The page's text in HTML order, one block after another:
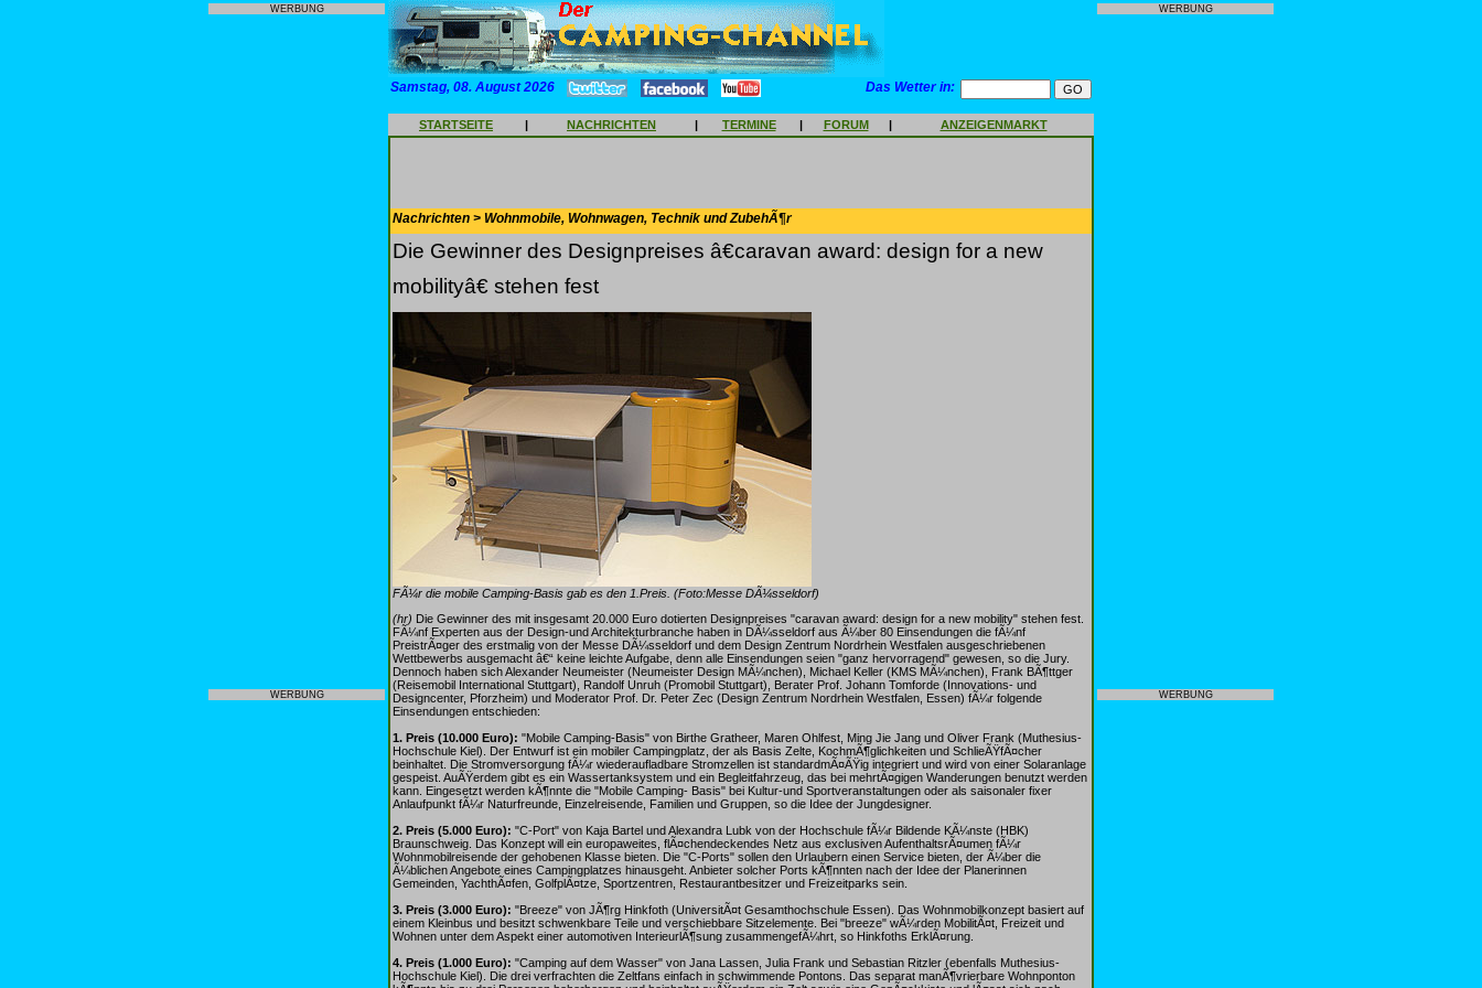
WERBUNG
WERBUNG
Samstag, 08. August 2026 Das Wetter in:
STARTSEITE | NACHRICHTEN | TERMINE | FORUM | ANZEIGENMARKT
Nachrichten > Wohnmobile, Wohnwagen, Technik und ZubehÃ¶r
Die Gewinner des Designpreises â€caravan award: design for a new
mobilityâ€ stehen fest
FÃ¼r die mobile Camping-Basis gab es den 1.Preis. (Foto:Messe DÃ¼sseldorf)
(hr) Die Gewinner des mit insgesamt 20.000 Euro dotierten Designpreises "caravan award: design for a new mobility" stehen fest.
FÃ¼nf Experten aus der Design-und Architekturbranche haben in DÃ¼sseldorf aus Ã¼ber 80 Einsendungen die fÃ¼nf
PreistrÃ¤ger des erstmalig von der Messe DÃ¼sseldorf und dem Design Zentrum Nordrhein Westfalen ausgeschriebenen
Wettbewerbs ausgemacht â€“ keine leichte Aufgabe, denn alle Einsendungen seien "ganz hervorragend" gewesen, so die Jury.
Dennoch haben sich Alexander Neumeister (Neumeister Design MÃ¼nchen), Michael Keller (KMS MÃ¼nchen), Frank BÃ¶ttger
(Reisemobil International Stuttgart), Randolf Unruh (Promobil Stuttgart), Berater Prof. Johann Tomforde (Innovations- und
Designcenter, Pforzheim) und Moderator Prof. Dr. Peter Zec (Design Zentrum Nordrhein Westfalen, Essen) fÃ¼r folgende
Einsendungen entschieden:
1. Preis (10.000 Euro): "Mobile Camping-Basis" von Birthe Gratheer, Maren Ohlfest, Ming Jie Jang und Oliver Frank (Muthesius-
Hochschule Kiel). Der Entwurf ist ein mobiler Campingplatz, der als Basis Zelte, KochmÃ¶glichkeiten und SchlieÃŸfÃ¤cher
beinhaltet. Die Stromversorgung fÃ¼r wiederaufladbare Stromzellen ist standardmÃ¤ÃŸig integriert und wird von einer Solaranlage
gespeist. AuÃŸerdem gibt es ein Wassertanksystem und ein Begleitfahrzeug, das bei mehrtÃ¤gigen Wanderungen benutzt werden
kann. Eingesetzt werden kÃ¶nnte die "Mobile Camping- Basis" bei Kultur-und Sportveranstaltungen oder als saisonaler fixer
Anlaufpunkt fÃ¼r Naturfreunde, Einzelreisende, Familien und Gruppen, so die Idee der Jungdesigner.
2. Preis (5.000 Euro): "C-Port" von Kaja Bartel und Alexandra Lubk von der Hochschule fÃ¼r Bildende KÃ¼nste (HBK)
Braunschweig. Das Konzept will ein europaweites, flÃ¤chendeckendes Netz aus exclusiven AufenthaltsrÃ¤umen fÃ¼r
Wohnmobilreisende der gehobenen Klasse bieten. Die "C-Ports" sollen den Urlaubern einen Service bieten, der Ã¼ber die
Ã¼blichen Angebote eines Campingplatzes hinausgeht. Anbieter solcher Ports kÃ¶nnten nach der Idee der Planerinnen
Gemeinden, YachthÃ¤fen, GolfplÃ¤tze, Sportzentren, Restaurantbesitzer und Freizeitparks sein.
3. Preis (3.000 Euro): "Breeze" von JÃ¶rg Hinkfoth (UniversitÃ¤t Gesamthochschule Essen). Das Wohnmobilkonzept basiert auf
einem Kleinbus und besitzt schwenkbare Teile und verschiebbare Sitzelemente. Bei "breeze" wÃ¼rden MobilitÃ¤t, Freizeit und
Wohnen unter dem Aspekt einer automotiven InterieurlÃ¶sung zusammengefÃ¼hrt, so Hinkfoths ErklÃ¤rung.
4. Preis (1.000 Euro): "Camping auf dem Wasser" von Jana Lassen, Julia Frank und Sebastian Ritzler (ebenfalls Muthesius-
Hochschule Kiel). Die drei verfrachten die Zeltfans einfach in schwimmende Pontons. Das separat manÃ¶vrierbare Wohnponton
WERBUNG
WERBUNG